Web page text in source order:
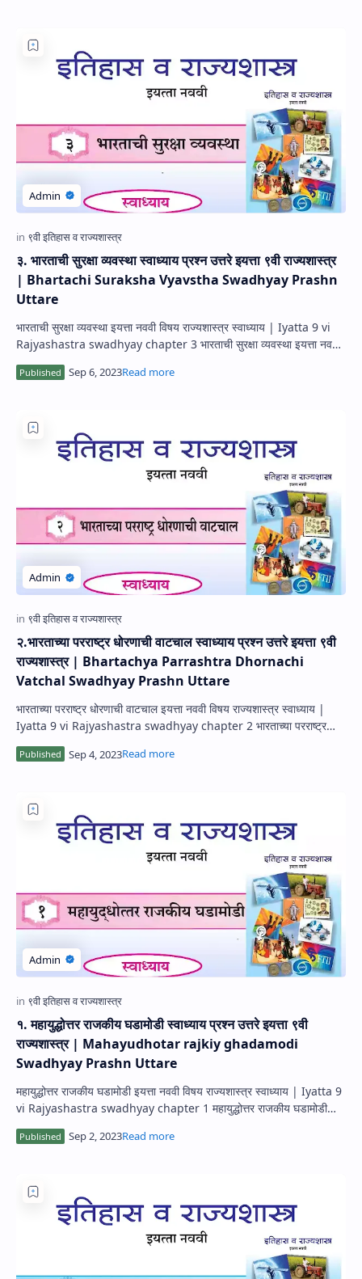
३. भारताची सुरक्षा व्यवस्था स्वाध्याय प्रश्न उत्तरे इयत्ता ९वी राज्यशास्त्र
| Bhartachi Suraksha Vyavstha Swadhyay Prashn
Uttare
भारताची सुरक्षा व्यवस्था इयत्ता नववी विषय राज्यशास्त्र स्वाध्याय | Iyatta 9 vi
Rajyashastra swadhyay chapter 3 भारताची सुरक्षा व्यवस्था इयत्ता नववी
२.भारताच्या परराष्ट्र धोरणाची वाटचाल स्वाध्याय प्रश्न उत्तरे इयत्ता ९वी
राज्यशास्त्र | Bhartachya Parrashtra Dhornachi
Vatchal Swadhyay Prashn Uttare
भारताच्या परराष्ट्र धोरणाची वाटचाल इयत्ता नववी विषय राज्यशास्त्र स्वाध्याय |
Iyatta 9 vi Rajyashastra swadhyay chapter 2 भारताच्या परराष्ट्र
धोरणाची …
१. महायुद्धोत्तर राजकीय घडामोडी स्वाध्याय प्रश्न उत्तरे इयत्ता ९वी
राज्यशास्त्र | Mahayudhotar rajkiy ghadamodi
Swadhyay Prashn Uttare
महायुद्धोत्तर राजकीय घडामोडी इयत्ता नववी विषय राज्यशास्त्र स्वाध्याय | Iyatta 9
vi Rajyashastra swadhyay chapter 1 महायुद्धोत्तर राजकीय घडामोडी